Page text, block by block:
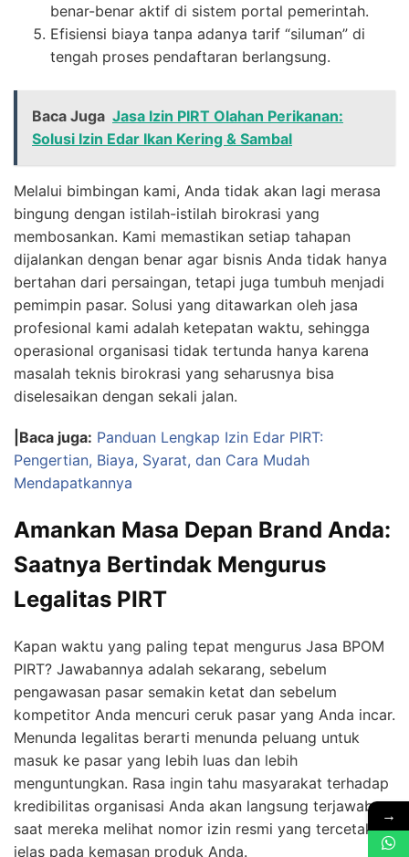
benar-benar aktif di sistem portal pemerintah.
Efisiensi biaya tanpa adanya tarif “siluman” di
tengah proses pendaftaran berlangsung.
Baca Juga Jasa Izin PIRT Olahan Perikanan:
Solusi Izin Edar Ikan Kering & Sambal
Melalui bimbingan kami, Anda tidak akan lagi merasa
bingung dengan istilah-istilah birokrasi yang
membosankan. Kami memastikan setiap tahapan
dijalankan dengan benar agar bisnis Anda tidak hanya
bertahan dari persaingan, tetapi juga tumbuh menjadi
pemimpin pasar. Solusi yang ditawarkan oleh jasa
profesional kami adalah ketepatan waktu, sehingga
operasional organisasi tidak tertunda hanya karena
masalah teknis birokrasi yang seharusnya bisa
diselesaikan dengan sekali jalan.
|Baca juga: Panduan Lengkap Izin Edar PIRT:
Pengertian, Biaya, Syarat, dan Cara Mudah
Mendapatkannya
Amankan Masa Depan Brand Anda:
Saatnya Bertindak Mengurus
Legalitas PIRT
Kapan waktu yang paling tepat mengurus Jasa BPOM
PIRT? Jawabannya adalah sekarang, sebelum
pengawasan pasar semakin ketat dan sebelum
kompetitor Anda mencuri ceruk pasar yang Anda incar.
Menunda legalitas berarti menunda peluang untuk
masuk ke pasar yang lebih luas dan lebih
menguntungkan. Rasa ingin tahu masyarakat terhadap
kredibilitas organisasi Anda akan langsung terjawab
saat mereka melihat nomor izin resmi yang tercetak
jelas pada kemasan produk Anda.
→